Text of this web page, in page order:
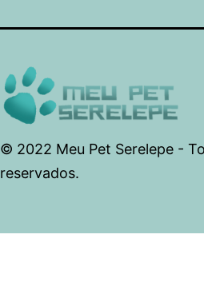
© 2022 Meu Pet Serelepe -
reservados.